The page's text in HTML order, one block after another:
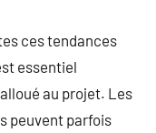
ces tendances
essentiel
au projet. Les
peuvent parfois